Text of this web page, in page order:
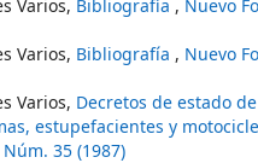
Varios, Bibliografía , Nuevo
Varios, Bibliografía , Nuevo
Varios, Decretos de estado
estupefacientes y
35 (1987)